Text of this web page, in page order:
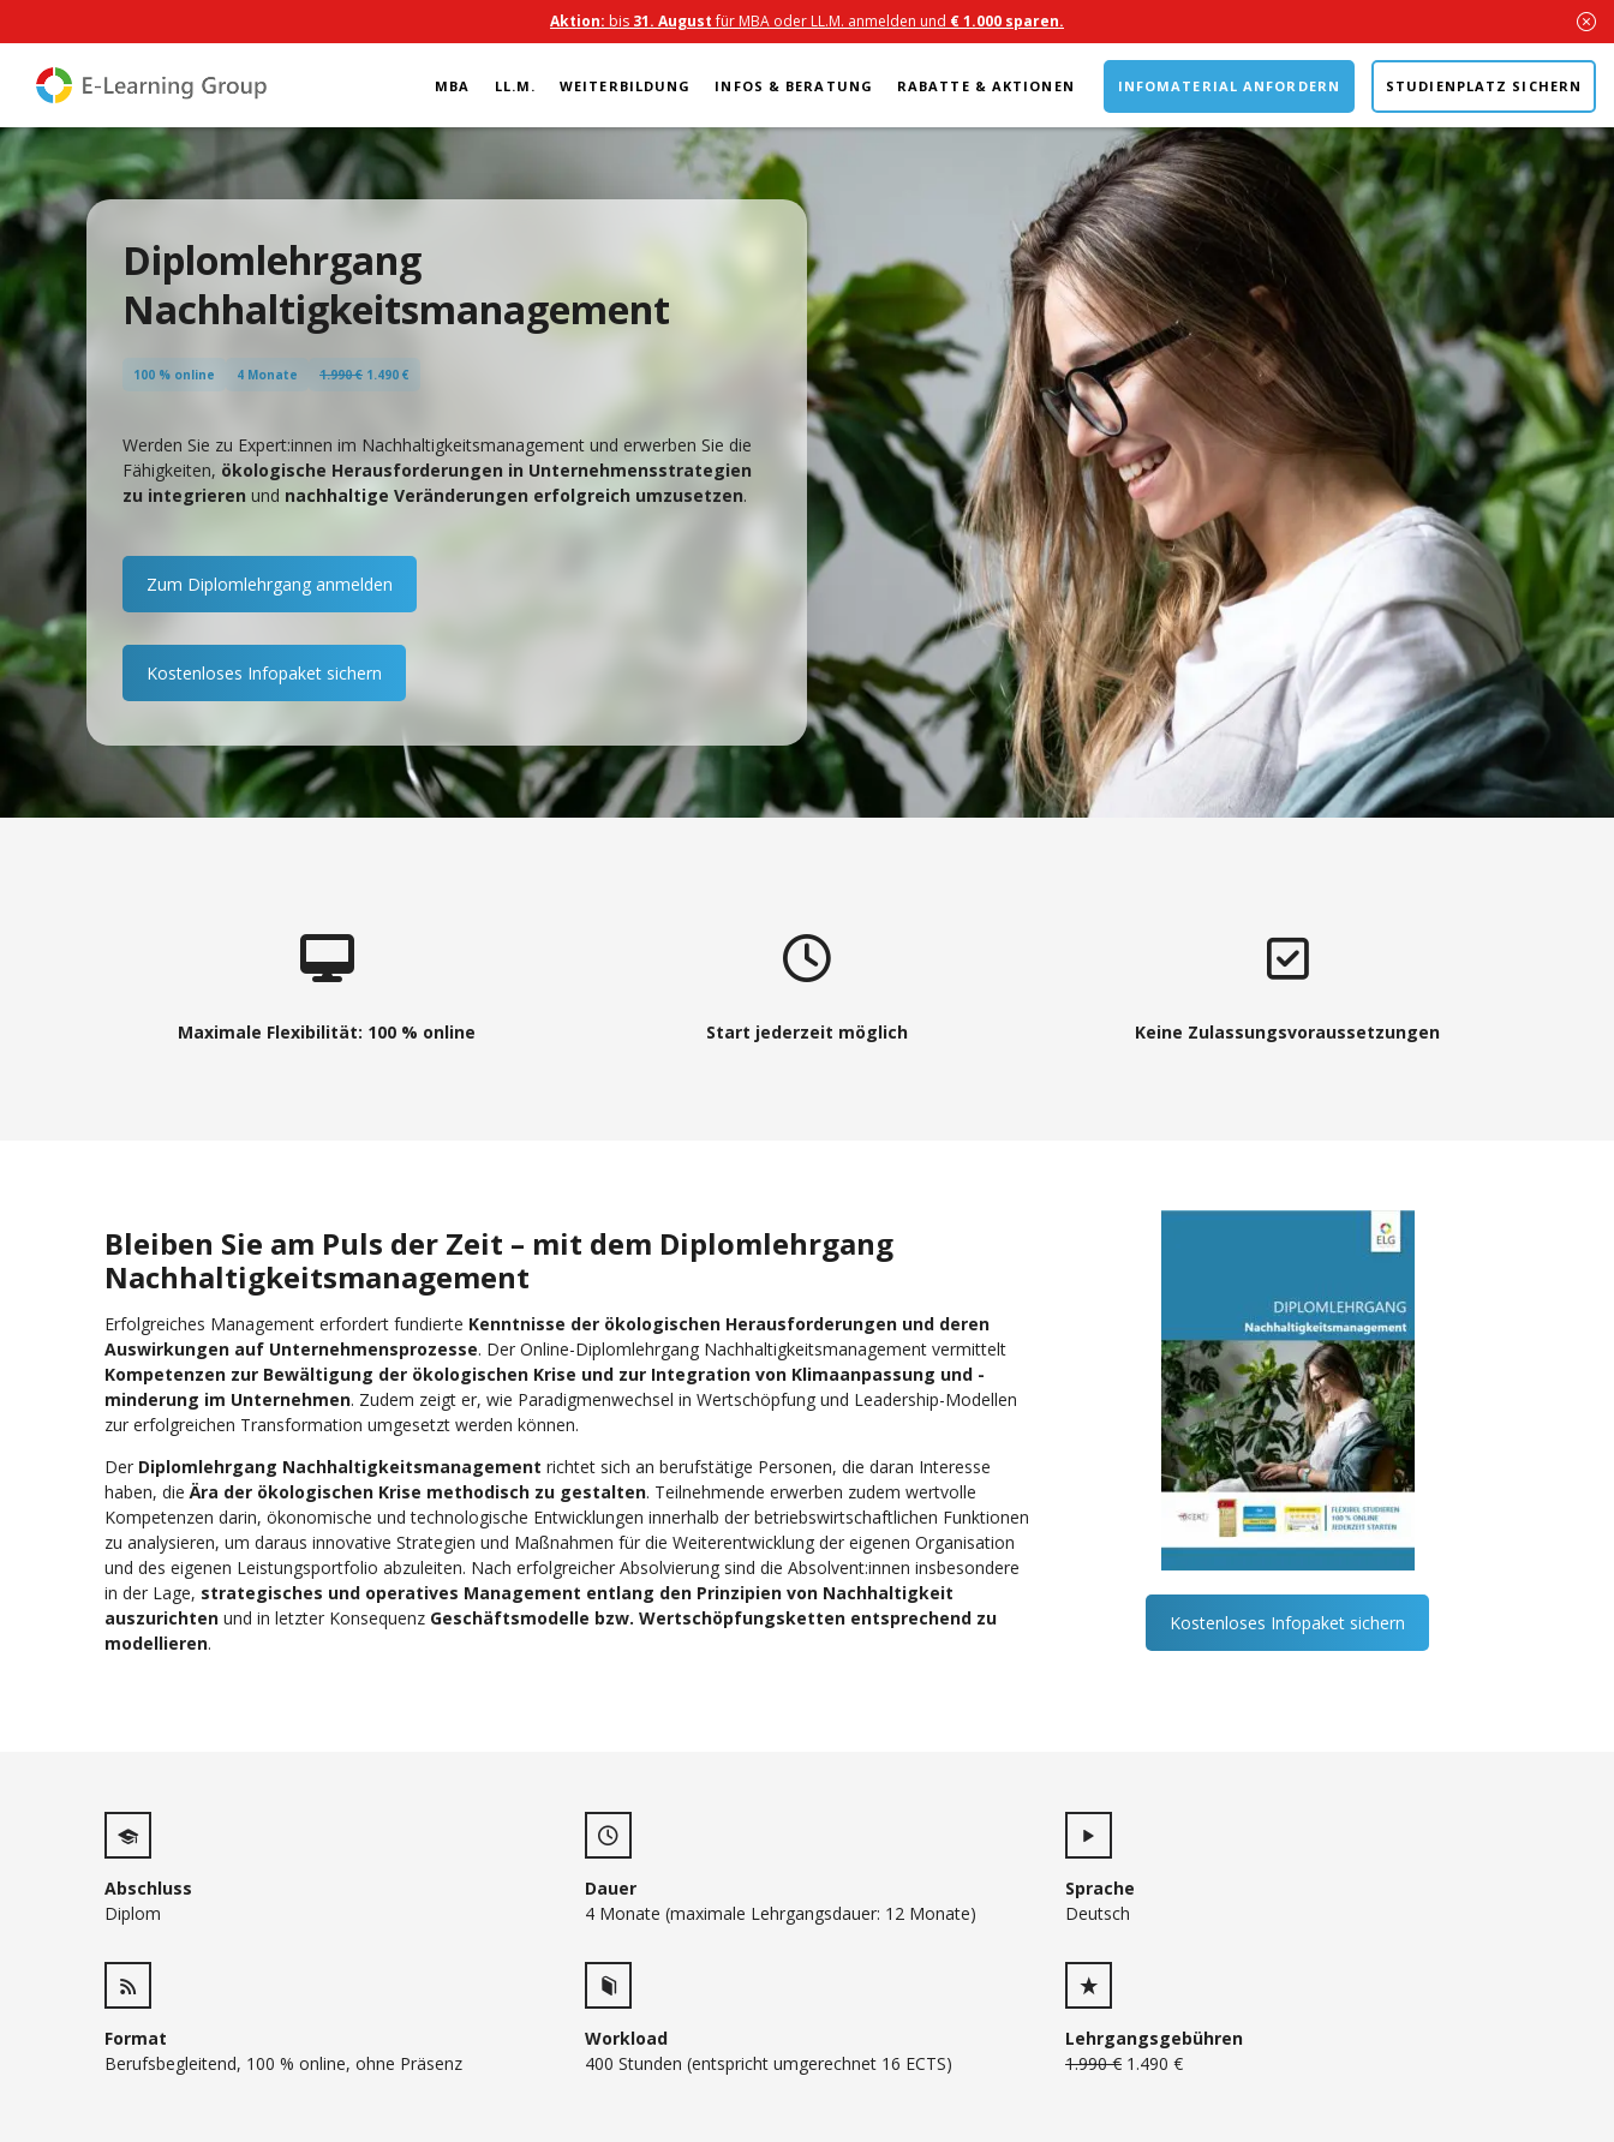
Aktion: bis 31. Augustfür MBA oder LL.M. anmelden und € 1.000 sparen.
MBA LL.M. WEITERBILDUNG INFOS & BERATUNG RABATTE & AKTIONEN INFOMATERIAL ANFORDERN STUDIENPLATZ SICHERN
Diplomlehrgang
Nachhaltigkeitsmanagement
100 % online 4 Monate 1.990 € 1.490 €
Werden Sie zu Expert:innen im Nachhaltigkeitsmanagement und erwerben Sie die
Fähigkeiten, ökologische Herausforderungen in Unternehmensstrategien
zu integrieren und nachhaltige Veränderungen erfolgreich umzusetzen.
Zum Diplomlehrgang anmelden
Kostenloses Infopaket sichern
Maximale Flexibilität: 100 % online Start jederzeit möglich Keine Zulassungsvoraussetzungen
Bleiben Sie am Puls der Zeit – mit dem Diplomlehrgang
Nachhaltigkeitsmanagement
Erfolgreiches Management erfordert fundierte Kenntnisse der ökologischen Herausforderungen und deren
Auswirkungen auf Unternehmensprozesse. Der Online-Diplomlehrgang Nachhaltigkeitsmanagement vermittelt
Kompetenzen zur Bewältigung der ökologischen Krise und zur Integration von Klimaanpassung und -
minderung im Unternehmen. Zudem zeigt er, wie Paradigmenwechsel in Wertschöpfung und Leadership-Modellen
zur erfolgreichen Transformation umgesetzt werden können.
Der Diplomlehrgang Nachhaltigkeitsmanagement richtet sich an berufstätige Personen, die daran Interesse
haben, dieÄra der ökologischen Krise methodisch zu gestalten. Teilnehmende erwerben zudem wertvolle
Kompetenzen darin, ökonomische und technologische Entwicklungen innerhalb der betriebswirtschaftlichen Funktionen
zu analysieren, um daraus innovative Strategien und Maßnahmen für die Weiterentwicklung der eigenen Organisation
und des eigenen Leistungsportfolio abzuleiten. Nach erfolgreicher Absolvierung sind die Absolvent:innen insbesondere
in der Lage, strategisches und operatives Management entlang den Prinzipien von Nachhaltigkeit
auszurichten und in letzter Konsequenz Geschäftsmodelle bzw. Wertschöpfungsketten entsprechend zu
modellieren.
Kostenloses Infopaket sichern
Abschluss
Diplom
Format
Berufsbegleitend, 100 % online, ohne Präsenz
Dauer
4 Monate (maximale Lehrgangsdauer: 12 Monate)
Workload
400 Stunden (entspricht umgerechnet 16 ECTS)
Sprache
Deutsch
Lehrgangsgebühren
1.990 € 1.490 €